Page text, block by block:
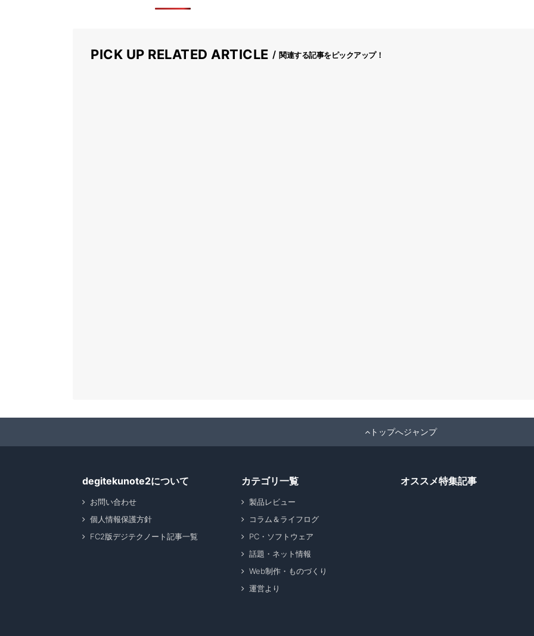
PICK UP RELATED ARTICLE 関連する記事をピックアップ！
トップへジャンプ
degitekunote2について
お問い合わせ
個人情報保護方針
FC2版デジテクノート記事一覧
カテゴリ一覧
製品レビュー
コラム＆ライフログ
PC・ソフトウェア
話題・ネット情報
Web制作・ものづくり
運営より
オススメ特集記事